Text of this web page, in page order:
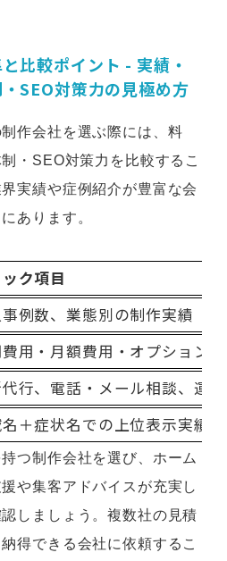
比較ポイント - 実績・
SEO対策力の見極め方
作会社を選ぶ際には、料
・SEO対策力を比較するこ
実績や症例紹介が豊富な会
あります。
ク項目
例数、業態別の制作実績
用・月額費用・オプション
行、電話・メール相談、運
＋症状名での上位表示実績
つ制作会社を選び、ホーム
や集客アドバイスが充実し
しましょう。複数社の見積
得できる会社に依頼するこ